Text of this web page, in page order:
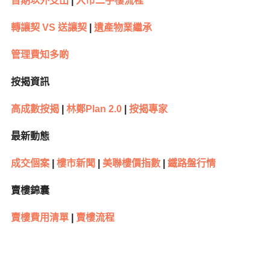
轉讓契 VS 送讓契 遺產物業繼承
管理費知多啲
按揭資訊
高成數按揭| 林鄭Plan 2.0| 按揭專家
最新動態
成交個案| 樓市新聞 美聯樓價指數| 鐵路盤行情
賣樓錦囊
賣樓費用清單| 賣樓流程